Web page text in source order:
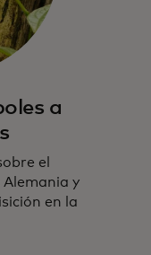
a
el
y
en la